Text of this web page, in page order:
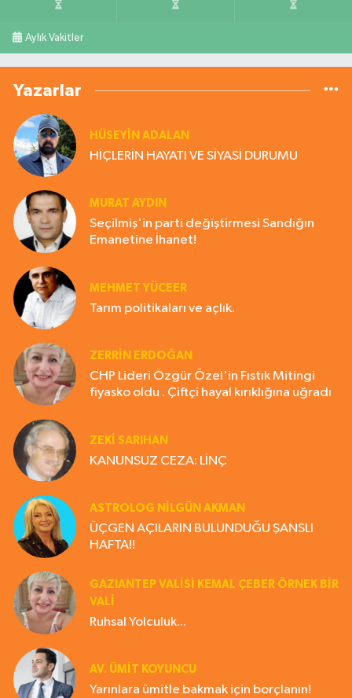
Aylık Vakitler
Yazarlar
HÜSEYIN ADALAN
HİÇLERİN HAYATI VE SİYASİ DURUMU
MURAT AYDIN
Seçilmiş'in parti değiştirmesi Sandığın
Emanetine İhanet!
MEHMET YÜCEER
Tarım politikaları ve açlık.
ZERRIN ERDOĞAN
CHP Lideri Özgür Özel'in Fıstık Mitingi
fiyasko oldu . Çiftçi hayal kırıklığına uğradı
ZEKI SARIHAN
KANUNSUZ CEZA: LİNÇ
ASTROLOG NILGÜN AKMAN
ÜÇGEN AÇILARIN BULUNDUĞU ŞANSLI
HAFTA!!
GAZIANTEP VALISI KEMAL ÇEBER ÖRNEK BİR
VALİ
Ruhsal Yolculuk...
AV. ÜMIT KOYUNCU
Yarınlara ümitle bakmak için borçlanın!